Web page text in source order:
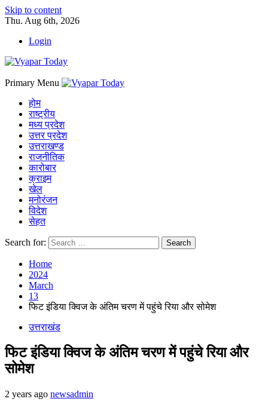
Skip to content
Thu. Aug 6th, 2026
Login
Primary Menu
होम
राष्ट्रीय
मध्य प्रदेश
उत्तर प्रदेश
उत्तराखण्ड
राजनीतिक
कारोबार
क्राइम
खेल
मनोरंजन
विदेश
सेहत
Search for:
Home
2024
March
13
फिट इंडिया क्विज के अंतिम चरण में पहुंचे रिया और सोमेश
उत्तराखंड
फिट इंडिया क्विज के अंतिम चरण में पहुंचे रिया और
सोमेश
2 years ago newsadmin